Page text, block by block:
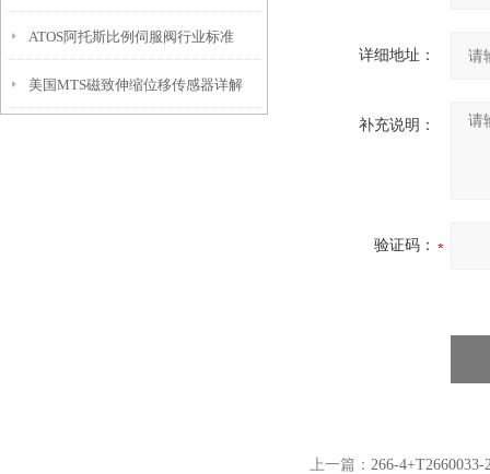
识概要
ATOS阿托斯比例伺服阀行业标准
美国MTS磁致伸缩位移传感器详解
详细地址：
补充说明：
验证码：
上一篇： 266-